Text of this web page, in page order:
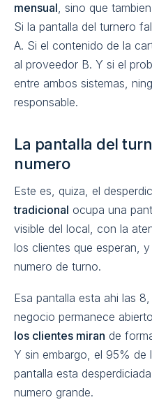
mensual, sino que
Si la pantalla del turnero
A. Si el contenido de la
al proveedor B. Y si el
entre ambos sistemas,
responsable.
La pantalla del
numero
Este es, quiza, el
tradicional ocupa una
visible del local, con la
los clientes que esperan,
numero de turno.
Esa pantalla esta ahi las
negocio permanece
los clientes miran de
Y sin embargo, el 95% de
pantalla esta
numero grande.